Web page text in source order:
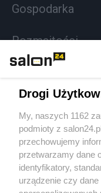
Gospodarka
Rozmaitości
Sport
Społeczeństwo
Kultura
Drogi
My, naszych 1162
podmioty z
przechowujemy
przetwarzamy dane
identyfikatory,
urządzenie czy